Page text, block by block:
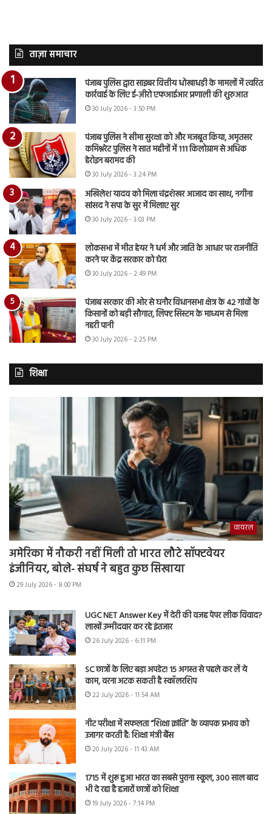
ताज़ा समाचार
पंजाब पुलिस द्वारा साइबर वित्तीय धोखाधड़ी के मामलों में त्वरित
कार्रवाई के लिए ई-ज़ीरो एफआईआर प्रणाली की शुरुआत
30 July 2026 - 3:50 PM
पंजाब पुलिस ने सीमा सुरक्षा को और मजबूत किया, अमृतसर
कमिश्नरेट पुलिस ने सात महीनों में 111 किलोग्राम से अधिक
हेरोइन बरामद की
30 July 2026 - 3:24 PM
अखिलेश यादव को मिला चंद्रशेखर आजाद का साथ, नगीना
सांसद ने सपा के सुर में मिलाए सुर
30 July 2026 - 3:03 PM
लोकसभा में मीत हेयर ने धर्म और जाति के आधार पर राजनीति
करने पर केंद्र सरकार को घेरा
30 July 2026 - 2:49 PM
पंजाब सरकार की ओर से घनौर विधानसभा क्षेत्र के 42 गांवों के
किसानों को बड़ी सौगात, लिफ्ट सिस्टम के माध्यम से मिला
नहरी पानी
30 July 2026 - 2:25 PM
शिक्षा
वायरल
अमेरिका में नौकरी नहीं मिली तो भारत लौटे सॉफ्टवेयर
इंजीनियर, बोले- संघर्ष ने बहुत कुछ सिखाया
29 July 2026 - 8:00 PM
UGC NET Answer Key में देरी की वजह पेपर लीक विवाद?
लाखों उम्मीदवार कर रहे इंतजार
26 July 2026 - 6:11 PM
SC छात्रों के लिए बड़ा अपडेट! 15 अगस्त से पहले कर लें ये
काम, वरना अटक सकती है स्कॉलरशिप
22 July 2026 - 11:54 AM
नीट परीक्षा में सफलता “शिक्षा क्रांति” के व्यापक प्रभाव को
उजागर करती है: शिक्षा मंत्री बैंस
20 July 2026 - 11:43 AM
1715 में शुरू हुआ भारत का सबसे पुराना स्कूल, 300 साल बाद
भी दे रहा है हजारों छात्रों को शिक्षा
19 July 2026 - 7:14 PM